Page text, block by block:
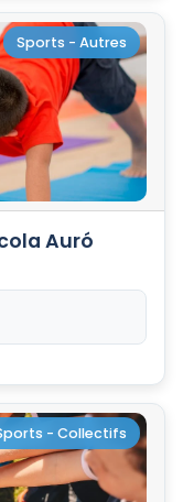
Sports - Autres
Auró
- Collectifs